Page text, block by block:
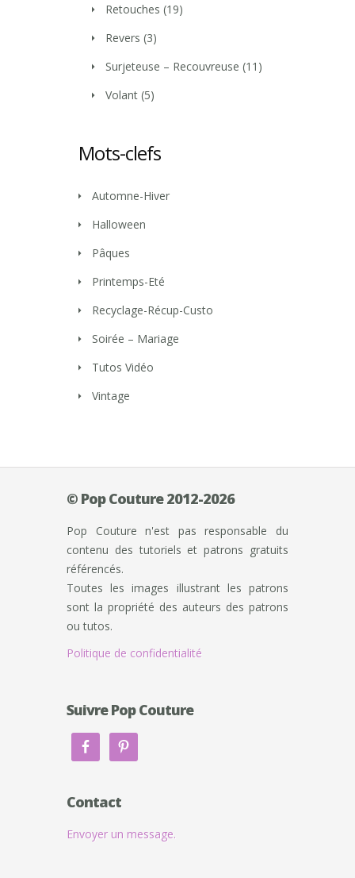
Retouches (19)
Revers (3)
Surjeteuse – Recouvreuse (11)
Volant (5)
Mots-clefs
Automne-Hiver
Halloween
Pâques
Printemps-Eté
Recyclage-Récup-Custo
Soirée – Mariage
Tutos Vidéo
Vintage
© Pop Couture 2012-2026
Pop Couture n'est pas responsable du
contenu des tutoriels et patrons gratuits
référencés.
Toutes les images illustrant les patrons
sont la propriété des auteurs des patrons
ou tutos.
Politique de confidentialité
Suivre Pop Couture
Contact
Envoyer un message.